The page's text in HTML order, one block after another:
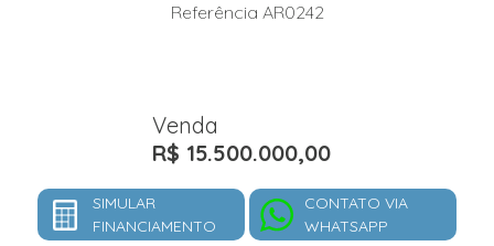
Referência AR0242
Venda
R$ 15.500.000,00
SIMULAR
FINANCIAMENTO
CONTATO VIA
WHATSAPP